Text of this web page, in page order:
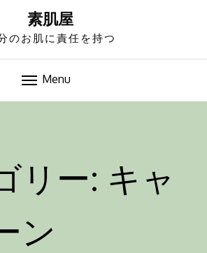
素肌屋
のお肌に責任を持つ
Menu
リー: キャ
ン